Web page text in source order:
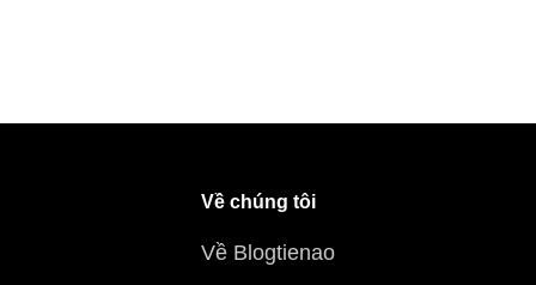
Về chúng tôi
Về Blogtienao